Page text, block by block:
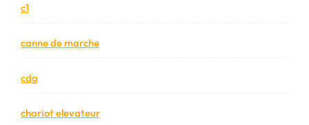
c1
canne de marche
cdg
chariot elevateur